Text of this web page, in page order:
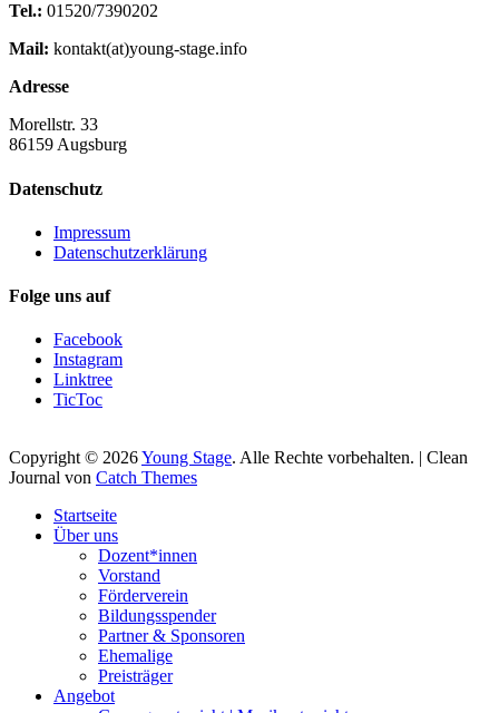
Tel.: 01520/7390202
Mail: kontakt(at)young-stage.info
Adresse
Morellstr. 33
86159 Augsburg
Datenschutz
Impressum
Datenschutzerklärung
Folge uns auf
Facebook
Instagram
Linktree
TicToc
Copyright © 2026Young Stage. Alle Rechte vorbehalten. | Clean
Journal von Catch Themes
oben
scrollen
Startseite
Über uns
Dozent*innen
Vorstand
Förderverein
Bildungsspender
Partner & Sponsoren
Ehemalige
Preisträger
Angebot